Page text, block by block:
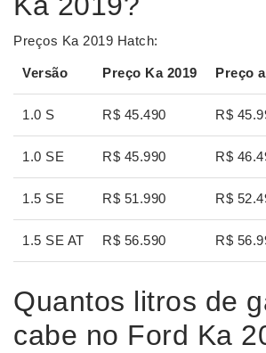
Preços Ka 2019 Hatch:
Versão Preço Ka 2019 Preço
1.0 S R$ 45.490 R$
1.0 SE R$ 45.990 R$
1.5 SE R$ 51.990 R$
1.5 SE AT R$ 56.590 R$
Quantos litros de
cabe no Ford Ka